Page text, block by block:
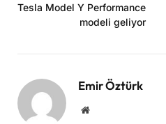
Tesla Model Y Performance
modeli geliyor
Emir Öztürk
Website